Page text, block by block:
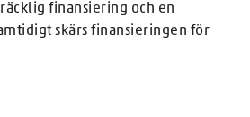
finansiering och en
skärs finansieringen för